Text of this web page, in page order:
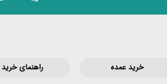
خرید عمده راهنمای خرید